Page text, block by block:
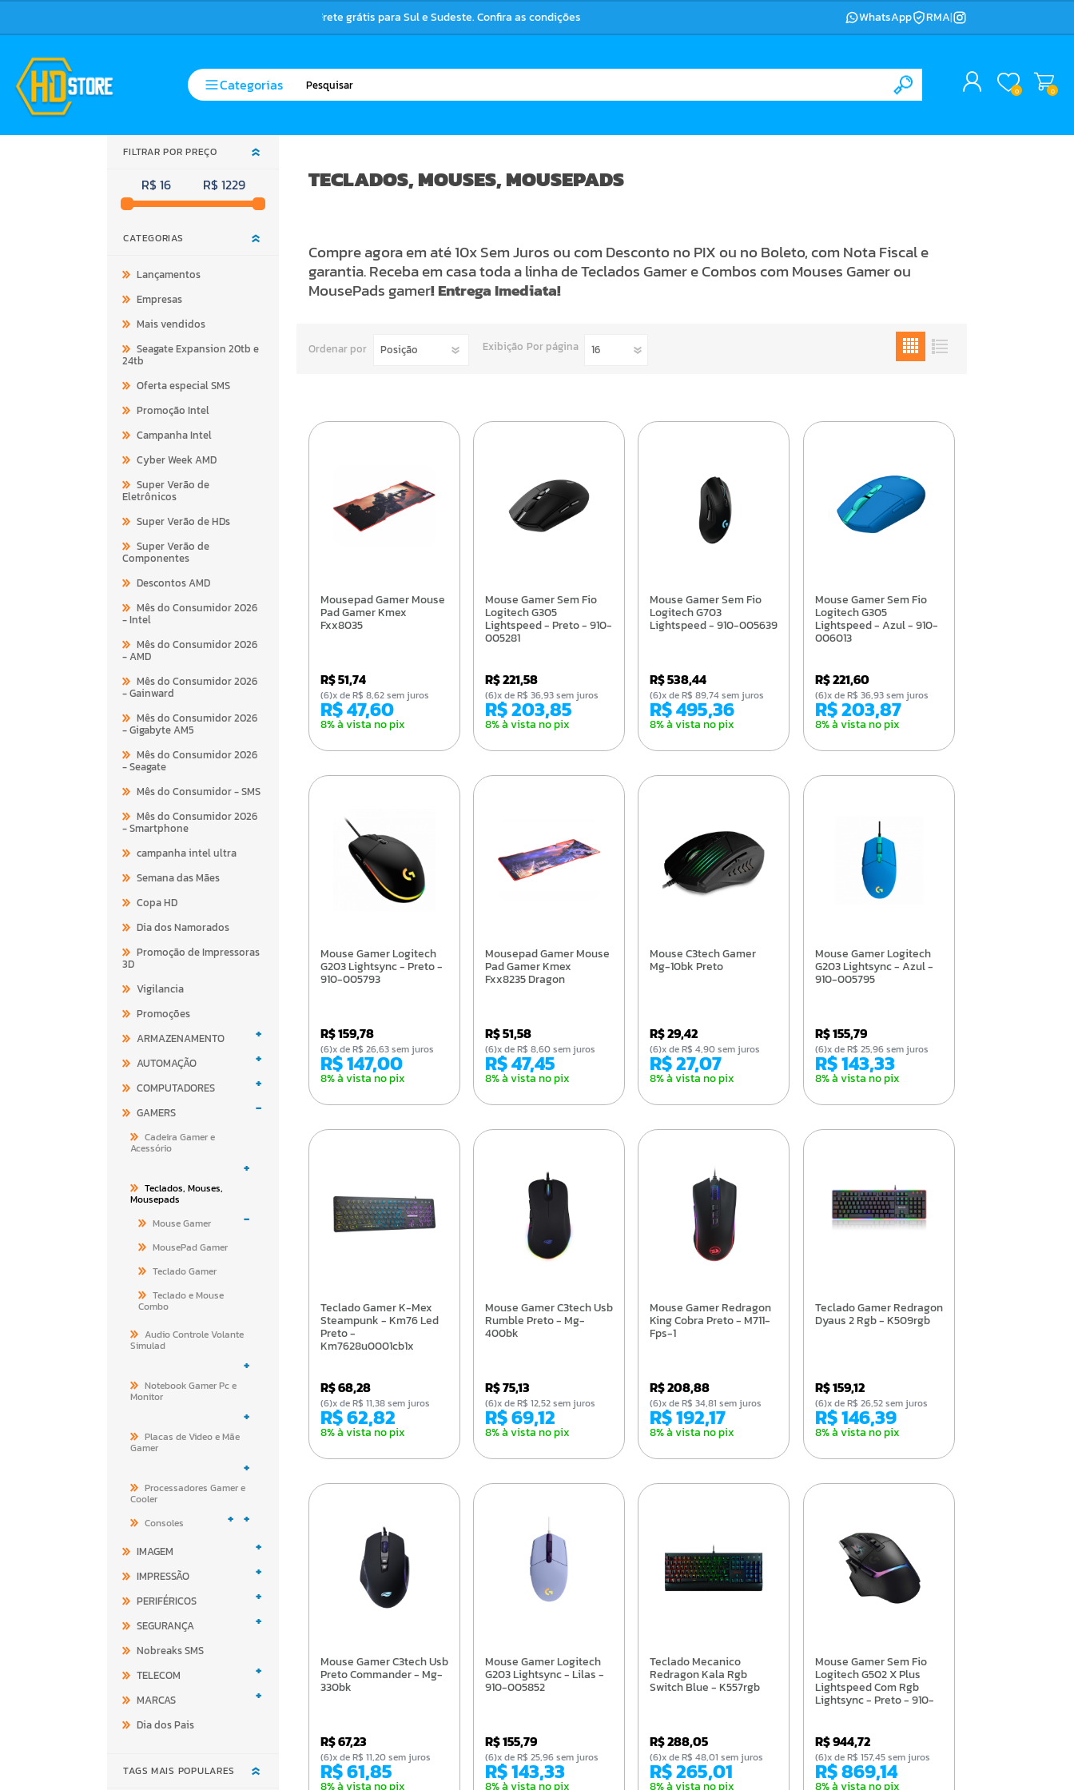
Frete grátis para Sul e Sudeste. Confira as condições WhatsApp RMA|
Categorias 0 0
FILTRAR POR PREÇO
R$ 16 R$ 1229
CATEGORIAS
Lançamentos
Empresas
Mais vendidos
Seagate Expansion 20tb e
24tb
Oferta especial SMS
Promoção Intel
Campanha Intel
Cyber Week AMD
Super Verão de
Eletrônicos
Super Verão de HDs
Super Verão de
Componentes
Descontos AMD
Mês do Consumidor 2026
- Intel
Mês do Consumidor 2026
- AMD
Mês do Consumidor 2026
- Gainward
Mês do Consumidor 2026
- Gigabyte AM5
Mês do Consumidor 2026
- Seagate
Mês do Consumidor - SMS
Mês do Consumidor 2026
- Smartphone
campanha intel ultra
Semana das Mães
Copa HD
Dia dos Namorados
Promoção de Impressoras
3D
Vigilancia
Promoções
ARMAZENAMENTO
+
AUTOMAÇÃO +
COMPUTADORES +
GAMERS -
Cadeira Gamer e
Acessório
+
Teclados, Mouses,
Mousepads
-
Mouse Gamer
MousePad Gamer
Teclado Gamer
Teclado e Mouse
Combo
Audio Controle Volante
Simulad
+
Notebook Gamer Pc e
Monitor
+
Placas de Video e Mãe
Gamer
+
Processadores Gamer e
Cooler
+
Consoles +
IMAGEM +
IMPRESSÃO +
PERIFÉRICOS +
SEGURANÇA +
Nobreaks SMS
TELECOM
+
MARCAS +
Dia dos Pais
TAGS MAIS POPULARES
TECLADOS, MOUSES, MOUSEPADS
Compre agora em até 10x Sem Juros ou com Desconto no PIX ou no Boleto, com Nota Fiscal e
garantia. Receba em casa toda a linha de Teclados Gamer e Combos com Mouses Gamer ou
MousePads gamer! Entrega Imediata!
Ordenar por Exibição Por página
Mousepad Gamer Mouse
Pad Gamer Kmex
Fxx8035
R$ 51,74
R$ 47,60
8% à vista no pix
(6)x de R$ 8,62 sem juros
Mouse Gamer Sem Fio
Logitech G305
Lightspeed - Preto - 910-
005281
R$ 221,58
R$ 203,85
8% à vista no pix
(6)x de R$ 36,93 sem juros
Mouse Gamer Sem Fio
Logitech G703
Lightspeed - 910-005639
R$ 538,44
R$ 495,36
8% à vista no pix
(6)x de R$ 89,74 sem juros
Mouse Gamer Sem Fio
Logitech G305
Lightspeed - Azul - 910-
006013
R$ 221,60
R$ 203,87
8% à vista no pix
(6)x de R$ 36,93 sem juros
Mouse Gamer Logitech
G203 Lightsync - Preto -
910-005793
R$ 159,78
R$ 147,00
8% à vista no pix
(6)x de R$ 26,63 sem juros
Mousepad Gamer Mouse
Pad Gamer Kmex
Fxx8235 Dragon
R$ 51,58
R$ 47,45
8% à vista no pix
(6)x de R$ 8,60 sem juros
Mouse C3tech Gamer
Mg-10bk Preto
R$ 29,42
R$ 27,07
8% à vista no pix
(6)x de R$ 4,90 sem juros
Mouse Gamer Logitech
G203 Lightsync - Azul -
910-005795
R$ 155,79
R$ 143,33
8% à vista no pix
(6)x de R$ 25,96 sem juros
Teclado Gamer K-Mex
Steampunk - Km76 Led
Preto -
Km7628u0001cb1x
R$ 68,28
R$ 62,82
8% à vista no pix
(6)x de R$ 11,38 sem juros
Mouse Gamer C3tech Usb
Rumble Preto - Mg-
400bk
R$ 75,13
R$ 69,12
8% à vista no pix
(6)x de R$ 12,52 sem juros
Mouse Gamer Redragon
King Cobra Preto - M711-
Fps-1
R$ 208,88
R$ 192,17
8% à vista no pix
(6)x de R$ 34,81 sem juros
Teclado Gamer Redragon
Dyaus 2 Rgb - K509rgb
R$ 159,12
R$ 146,39
8% à vista no pix
(6)x de R$ 26,52 sem juros
Mouse Gamer C3tech Usb
Preto Commander - Mg-
330bk
R$ 67,23
R$ 61,85
8% à vista no pix
(6)x de R$ 11,20 sem juros
Mouse Gamer Logitech
G203 Lightsync - Lilas -
910-005852
R$ 155,79
R$ 143,33
8% à vista no pix
(6)x de R$ 25,96 sem juros
Teclado Mecanico
Redragon Kala Rgb
Switch Blue - K557rgb
R$ 288,05
R$ 265,01
8% à vista no pix
(6)x de R$ 48,01 sem juros
Mouse Gamer Sem Fio
Logitech G502 X Plus
Lightspeed Com Rgb
Lightsync - Preto - 910-
R$ 944,72
R$ 869,14
8% à vista no pix
(6)x de R$ 157,45 sem juros